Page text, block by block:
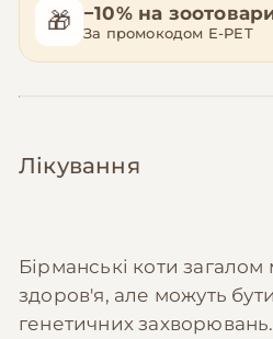
🎁 −10% на
За промокодом E-PET
Лікування
Бірманські коти
здоров'я, але можуть
генетичних захворювань.